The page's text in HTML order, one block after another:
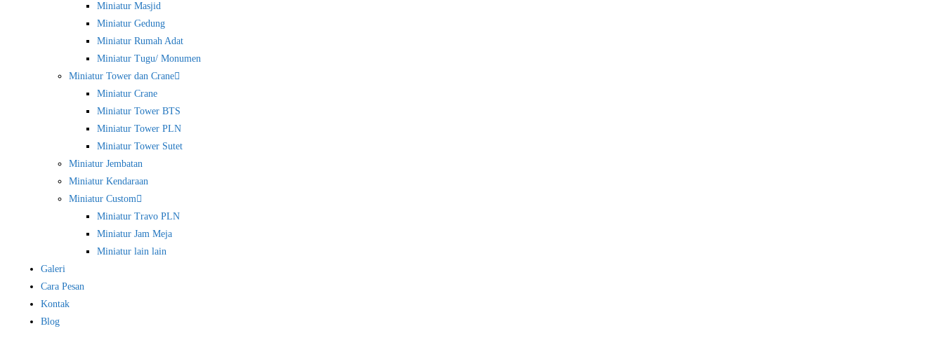
Miniatur Masjid
Miniatur Gedung
Miniatur Rumah Adat
Miniatur Tugu/ Monumen
Miniatur Tower dan Crane
Miniatur Crane
Miniatur Tower BTS
Miniatur Tower PLN
Miniatur Tower Sutet
Miniatur Jembatan
Miniatur Kendaraan
Miniatur Custom
Miniatur Travo PLN
Miniatur Jam Meja
Miniatur lain lain
Galeri
Cara Pesan
Kontak
Blog